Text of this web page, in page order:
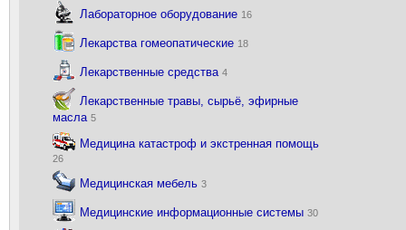
Лабораторное оборудование 16
Лекарства гомеопатические 18
Лекарственные средства 4
Лекарственные травы, сырьё, эфирные
масла 5
Медицина катастроф и экстренная помощь
26
Медицинская мебель 3
Медицинские информационные системы 30